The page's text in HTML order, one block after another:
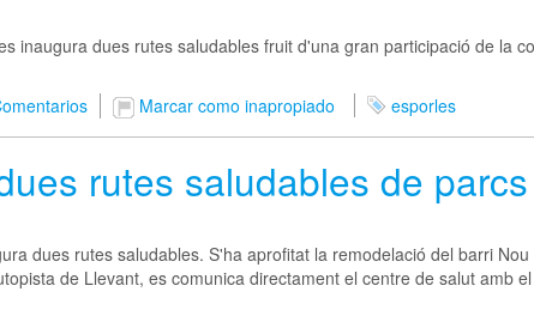
inaugura dues rutes saludables fruit d'una gran participació de la
Marcar como inapropiado esporles
rutes saludables de
dues rutes saludables. S'ha aprofitat la remodelació del barri
de Llevant, es comunica directament el centre de salut amb